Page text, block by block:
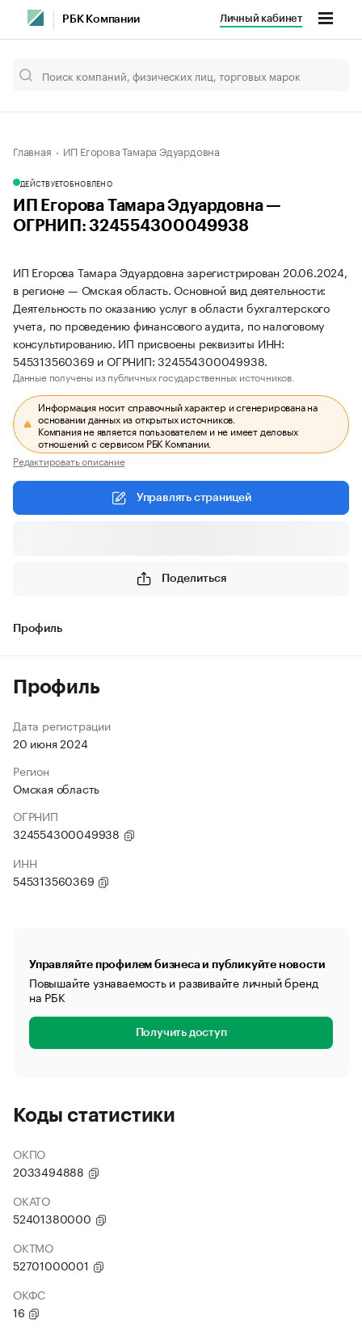
РБК Компании Личный кабинет
Главная ИП Егорова Тамара Эдуардовна
ДЕЙСТВУЕТОБНОВЛЕНО
ИП Егорова Тамара Эдуардовна —
ОГРНИП: 324554300049938
ИП Егорова Тамара Эдуардовна зарегистрирован 20.06.2024,
в регионе — Омская область. Основной вид деятельности:
Деятельность по оказанию услуг в области бухгалтерского
учета, по проведению финансового аудита, по налоговому
консультированию. ИП присвоены реквизиты ИНН:
545313560369 и ОГРНИП: 324554300049938.
Данные получены из публичных государственных источников.
Информация носит справочный характер и сгенерирована на
основании данных из открытых источников.
Компания не является пользователем и не имеет деловых
отношений с сервисом РБК Компании.
Редактировать описание
Управлять страницей
Поделиться
Профиль
Профиль
Дата регистрации
20 июня 2024
Регион
Омская область
ОГРНИП
324554300049938
ИНН
545313560369
Управляйте профилем бизнеса и публикуйте новости
Повышайте узнаваемость и развивайте личный бренд
на РБК
Получить доступ
Коды статистики
ОКПО
2033494888
ОКАТО
52401380000
ОКТМО
52701000001
ОКФС
16